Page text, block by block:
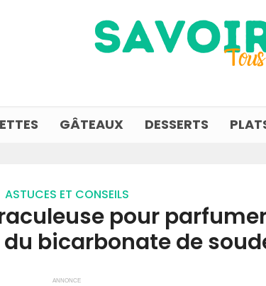
GÂTEAUX DESSERTS
ASTUCES ET CONSEILS
pour
bicarbonate de
ANNONCE